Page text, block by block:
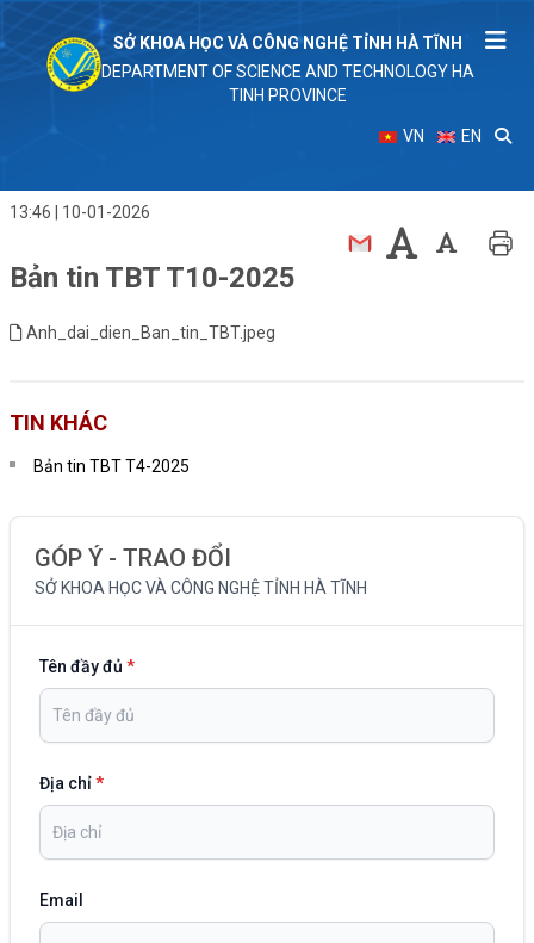
SỞ KHOA HỌC VÀ CÔNG NGHỆ TỈNH HÀ TĨNH
DEPARTMENT OF SCIENCE AND TECHNOLOGY HA
TINH PROVINCE
VN EN
13:46 | 10-01-2026
Bản tin TBT T10-2025
Anh_dai_dien_Ban_tin_TBT.jpeg
TIN KHÁC
Bản tin TBT T4-2025
GÓP Ý - TRAO ĐỔI
SỞ KHOA HỌC VÀ CÔNG NGHỆ TỈNH HÀ TĨNH
Tên đầy đủ *
Địa chỉ*
Email